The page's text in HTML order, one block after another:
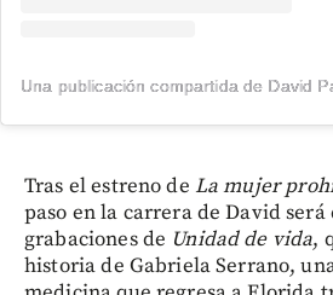
Tras el estreno de La mujer
paso en la carrera de David
grabaciones de Unidad de vida,
historia de Gabriela Serrano,